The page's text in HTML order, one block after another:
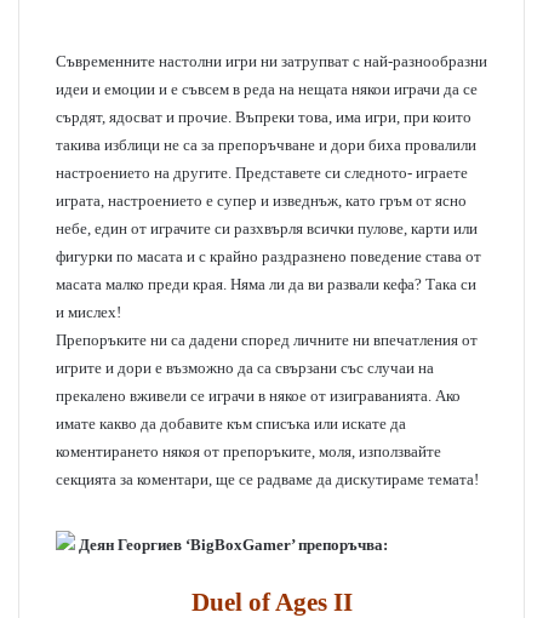
a
i
l
Съвременните настолни игри ни затрупват с най-разнообразни
идеи и емоции и е съвсем в реда на нещата някои играчи да се
сърдят, ядосват и прочие. Въпреки това, има игри, при които
такива изблици не са за препоръчване и дори биха провалили
настроението на другите. Представете си следното- играете
играта, настроението е супер и изведнъж, като гръм от ясно
небе, един от играчите си разхвърля всички пулове, карти или
фигурки по масата и с крайно раздразнено поведение става от
масата малко преди края. Няма ли да ви развали кефа? Така си
и мислех!
Препоръките ни са дадени според личните ни впечатления от
игрите и дори е възможно да са свързани със случаи на
прекалено вживели се играчи в някое от изиграванията. Ако
имате какво да добавите към списъка или искате да
коментирането някоя от препоръките, моля, използвайте
секцията за коментари, ще се радваме да дискутираме темата!
Деян Георгиев ‘BigBoxGamer’ препоръчва:
Duel of Ages II